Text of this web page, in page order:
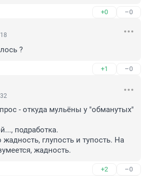
+0 –0
?
+1 –0
- откуда мульёны у "обманутых"
подработка.
жадность, глупость и тупость. На
жадность.
+2 –0